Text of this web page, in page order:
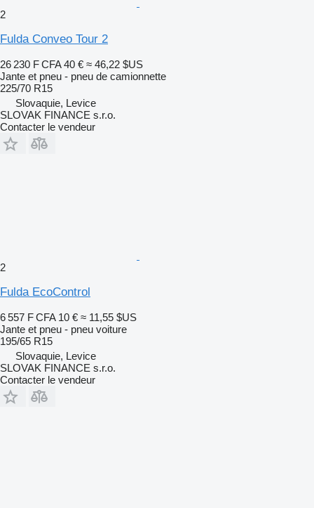
2
Fulda Conveo Tour 2
26 230 F CFA 40 € ≈ 46,22 $US
Jante et pneu - pneu de camionnette
225/70 R15
Slovaquie, Levice
SLOVAK FINANCE s.r.o.
Contacter le vendeur
2
Fulda EcoControl
6 557 F CFA 10 € ≈ 11,55 $US
Jante et pneu - pneu voiture
195/65 R15
Slovaquie, Levice
SLOVAK FINANCE s.r.o.
Contacter le vendeur